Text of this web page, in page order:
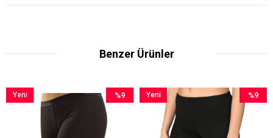
Benzer Ürünler
%9
İndirim
%9İndirim
%9
İndirim
%9İndirim
Yeni
Yeni